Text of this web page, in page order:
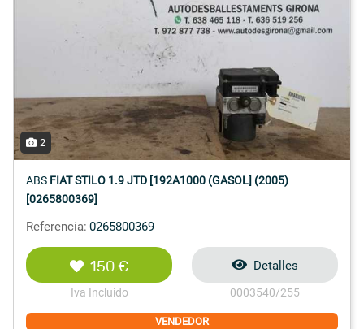
2
ABS FIAT STILO 1.9 JTD [192A1000 (GASOL] (2005)
[0265800369]
Referencia: 0265800369
150 €
Iva Incluido
Detalles
0003540/255
VENDEDOR